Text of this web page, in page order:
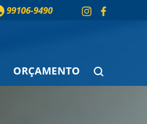
99106-9490
ORÇAMENTO